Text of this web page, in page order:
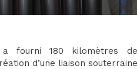
a fourni 180 kilomètres
d’une liaison